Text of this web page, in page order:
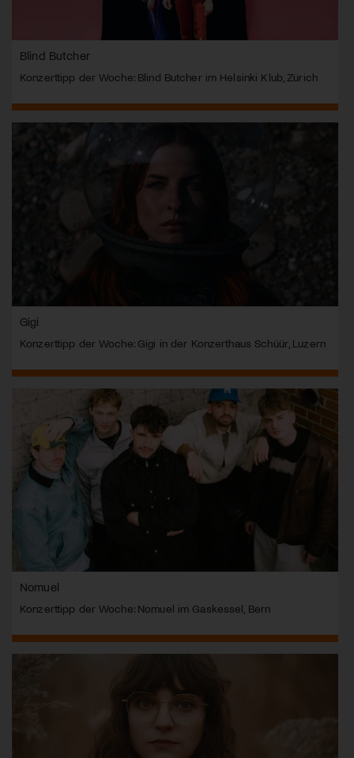
Blind Butcher
Konzerttipp der Woche: Blind Butcher im Helsinki Klub, Zürich
Gigi
Konzerttipp der Woche: Gigi in der Konzerthaus Schüür, Luzern
Nomuel
Konzerttipp der Woche: Nomuel im Gaskessel, Bern